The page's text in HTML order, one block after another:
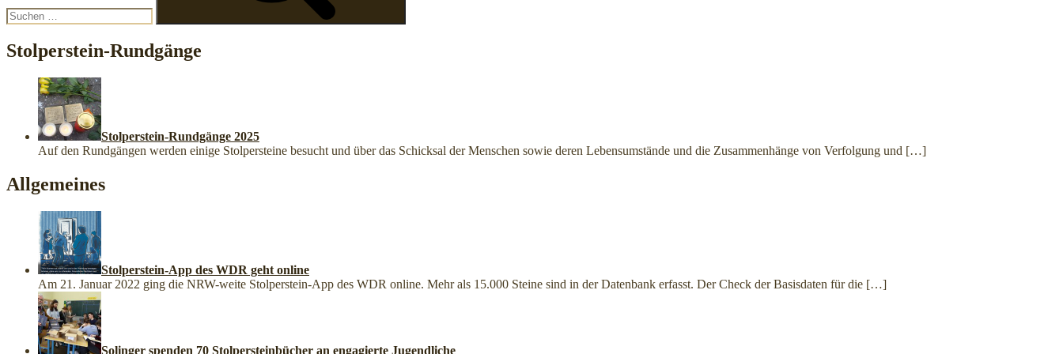
Stolperstein-Rundgänge
Stolperstein-Rundgänge 2025
Auf den Rundgängen werden einige Stolpersteine besucht und über das Schicksal der Menschen sowie deren Lebensumstände und die Zusammenhänge von Verfolgung und […]
Allgemeines
Stolperstein-App des WDR geht online
Am 21. Januar 2022 ging die NRW-weite Stolperstein-App des WDR online. Mehr als 15.000 Steine sind in der Datenbank erfasst. Der Check der Basisdaten für die […]
Solinger spenden 70 Stolpersteinbücher an engagierte Jugendliche